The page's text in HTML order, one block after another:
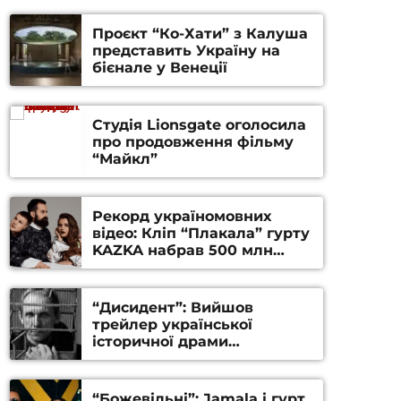
Проєкт “Ко-Хати” з Калуша
представить Україну на
бієнале у Венеції
Студія Lionsgate оголосила
про продовження фільму
“Майкл”
Рекорд україномовних
відео: Кліп “Плакала” гурту
KAZKA набрав 500 млн
переглядів на YouTube
“Дисидент”: Вийшов
трейлер української
історичної драми
Станіслава Гуренка та
Андрія Алфьорова (ВІДЕО)